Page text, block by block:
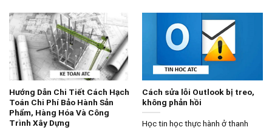
Hướng Dẫn Chi Tiết Cách Hạch
Toán Chi Phí Bảo Hành Sản
Phẩm, Hàng Hóa Và Công
Trình Xây Dựng
Cách sửa lỗi Outlook bị treo,
không phản hồi
Học tin học thực hành ở thanh